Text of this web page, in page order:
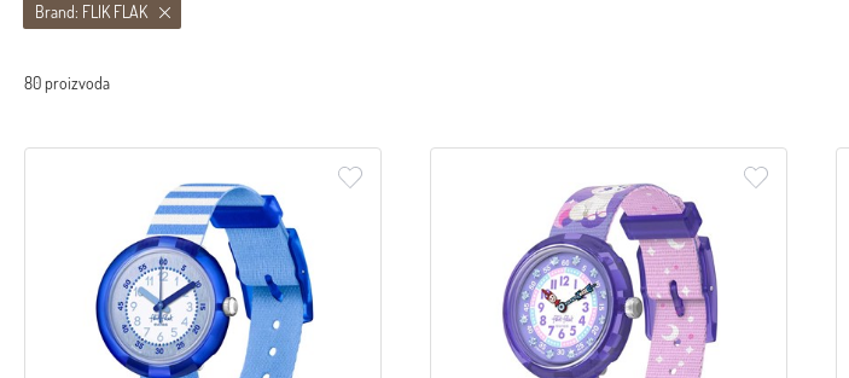
Brand: FLIK FLAK
80 proizvoda